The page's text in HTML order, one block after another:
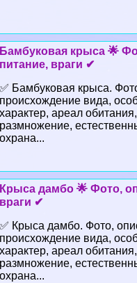
Бамбуковая крыса 🌟
питание, враги ✔
✅ Бамбуковая крыса.
происхождение вида,
хаpaктер, ареал
размножение,
охрана...
Крыса дамбо 🌟 Фото,
враги ✔
✅ Крыса дамбо. Фото,
происхождение вида,
хаpaктер, ареал
размножение,
охрана...